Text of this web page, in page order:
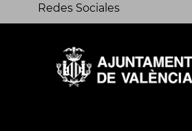
Redes Sociales